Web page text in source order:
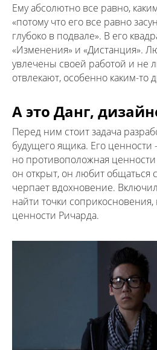
Ему абсолютно все равно,
«потому что его все равно
глубоко в подвале». В его
«Изменения» и «Дистанция».
увлечены своей работой и не
отвлекают, особенно каким-то
А это Данг,
Перед ним стоит задача
будущего ящика. Его
но противоположная ценности
он открыт, он любит общаться
черпает вдохновение.
найти точки
ценности Ричарда.